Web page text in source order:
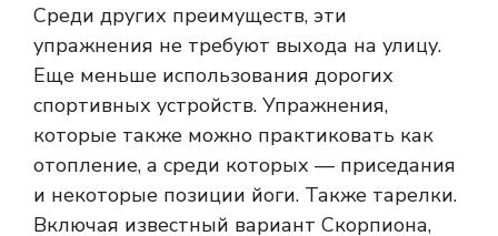
Среди других преимуществ, эти
упражнения не требуют выхода на улицу.
Еще меньше использования дорогих
спортивных устройств. Упражнения,
которые также можно практиковать как
отопление, а среди которых — приседания
и некоторые позиции йоги. Также тарелки.
Включая известный вариант Скорпиона,